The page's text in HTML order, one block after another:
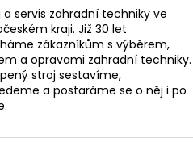
a servis zahradní techniky ve
kraji. Již 30 let
zákazníkům s výběrem,
a opravami zahradní techniky.
stroj sestavíme,
a postaráme se o něj i po